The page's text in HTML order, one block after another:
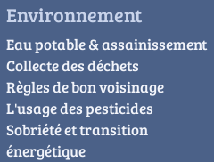
Environnement
Eau potable & assainissement
Collecte des déchets
Règles de bon voisinage
L'usage des pesticides
Sobriété et transition
énergétique